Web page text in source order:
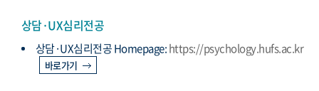
상담·UX심리전공
상담·UX심리전공 Homepage:https://psychology.hufs.ac.kr
바로가기